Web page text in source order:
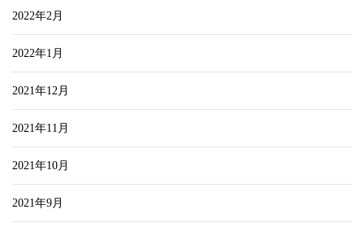
2022年2月
2022年1月
2021年12月
2021年11月
2021年10月
2021年9月